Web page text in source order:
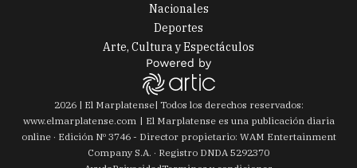
Nacionales
Deportes
Arte, Cultura y Espectáculos
2026| El Marplatense| Todos los derechos reservados:
www.elmarplatense.com
El Marplatense es una publicación diaria
online · Edición Nº 3746- Director propietario: WAM Entertainment
Company S.A. · Registro DNDA 5292370